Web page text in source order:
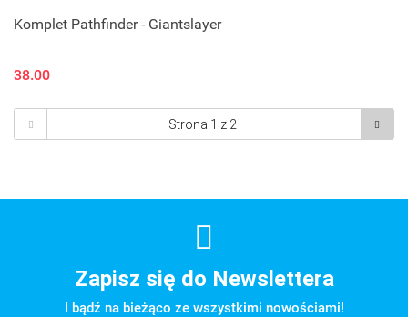
Komplet Pathfinder - Giantslayer
38.00
Zapisz się do Newslettera
I bądź na bieżąco ze wszystkimi nowościami!